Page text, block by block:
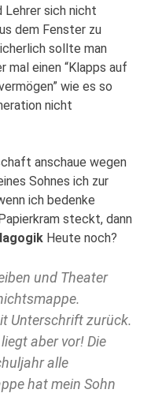
Lehrer sich nicht
dem Fenster zu
sollte man
mal einen “Klapps auf
wie es so
nicht
anschaue wegen
Sohnes ich zur
ich bedenke
steckt, dann
Heute noch?
und Theater
Unterschrift zurück.
aber vor! Die
alle
hat mein Sohn